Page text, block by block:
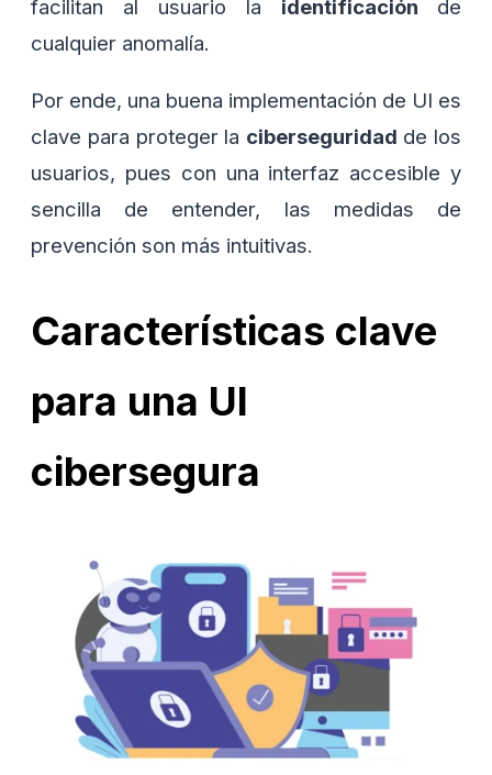
facilitan al usuario la identificación de
cualquier anomalía.
Por ende, una buena implementación de UI es
clave para proteger la ciberseguridad de los
usuarios, pues con una interfaz accesible y
sencilla de entender, las medidas de
prevención son más intuitivas.
Características clave
para una UI
cibersegura